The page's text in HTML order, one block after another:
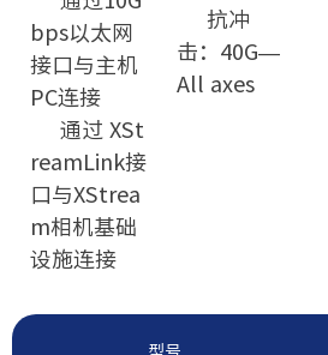
bps以太网
接口与主机
PC连接
通过 XSt
reamLink接
口与XStrea
m相机基础
设施连接
抗冲
击：40G—
All axes
型号